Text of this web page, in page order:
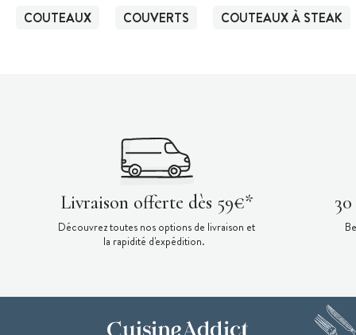
COUTEAUX COUVERTS COUTEAUX À STEAK
Livraison offerte dès 59€*
Découvrez toutes nos options de livraison et
la rapidité d'expédition.